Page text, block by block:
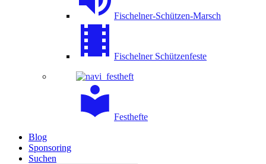
Fischelner-Schützen-Marsch
Fischelner Schützenfeste
Festhefte
Blog
Sponsoring
Suchen